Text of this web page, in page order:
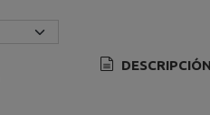
DESCRIPCIÓN